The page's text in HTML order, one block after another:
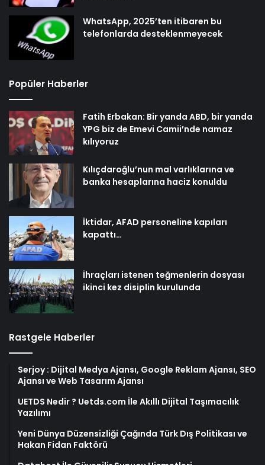
WhatsApp, 2025’ten itibaren bu
telefonlarda desteklenmeyecek
Popüler Haberler
Fatih Erbakan: Bir yanda ABD, bir yanda
YPG biz de Emevi Camii’nde namaz
kılıyoruz
Kılıçdaroğlu’nun mal varlıklarına ve
banka hesaplarına haciz konuldu
İktidar, AFAD personeline kapıları
kapattı…
İhraçları istenen teğmenlerin dosyası
ikinci kez disiplin kurulunda
Rastgele Haberler
Serjoy : Dijital Medya Ajansı, Google Reklam Ajansı, SEO
Ajansı ve Web Tasarım Ajansı
UETDS Nedir ? Uetds.com İle Akıllı Dijital Taşımacılık
Yazılımı
Yeni Dünya Düzensizliği Çağında Türk Dış Politikası ve
Hakan Fidan Faktörü